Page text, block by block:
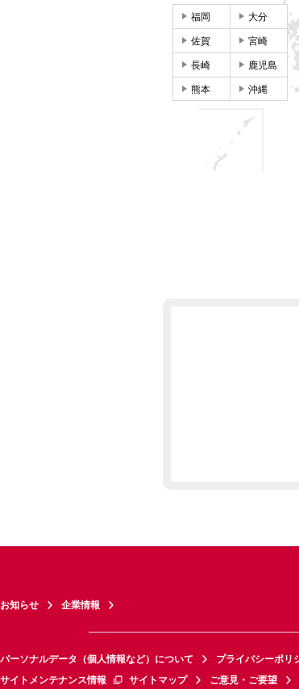
福岡 大分
佐賀 宮崎
長崎 鹿児島
熊本 沖縄
お知らせ 企業情報
パーソナルデータ（個人情報など）について プライバシーポリ
サイトメンテナンス情報
サイトマップ ご意見・ご要望